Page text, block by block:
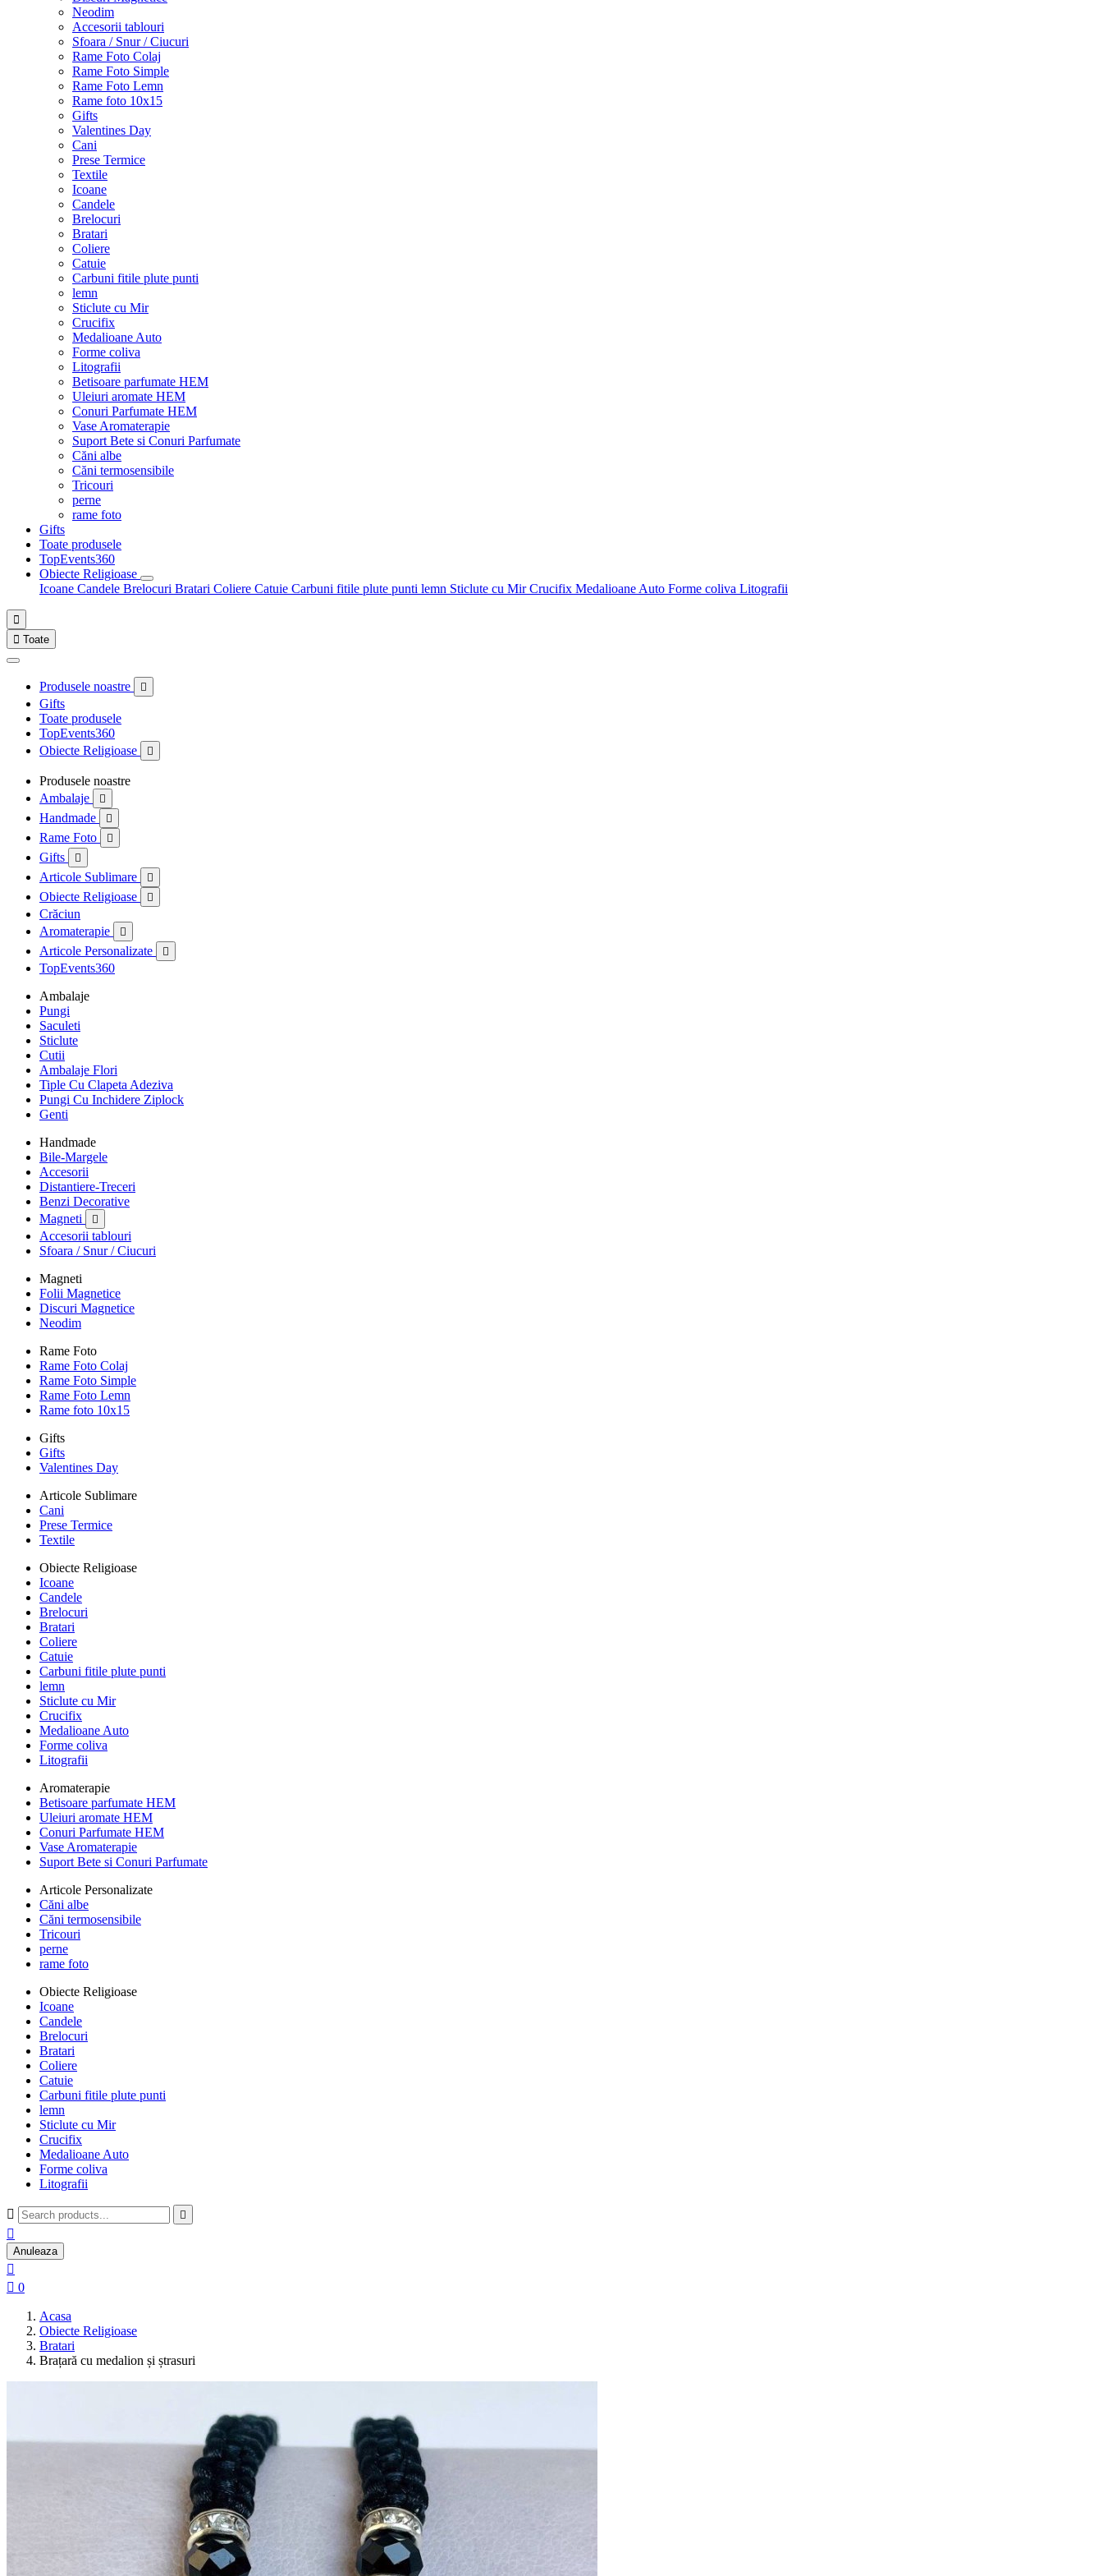
Neodim
Accesorii tablouri
Sfoara / Snur / Ciucuri
Rame Foto Colaj
Rame Foto Simple
Rame Foto Lemn
Rame foto 10x15
Gifts
Valentines Day
Cani
Prese Termice
Textile
Icoane
Candele
Brelocuri
Bratari
Coliere
Catuie
Carbuni fitile plute punti
lemn
Sticlute cu Mir
Crucifix
Medalioane Auto
Forme coliva
Litografii
Betisoare parfumate HEM
Uleiuri aromate HEM
Conuri Parfumate HEM
Vase Aromaterapie
Suport Bete si Conuri Parfumate
Căni albe
Căni termosensibile
Tricouri
perne
rame foto
Gifts
Toate produsele
TopEvents360
Obiecte Religioase
Icoane Candele Brelocuri Bratari Coliere Catuie Carbuni fitile plute punti lemn Sticlute cu MirCrucifix Medalioane Auto Forme coliva Litografii

 Toate
Produsele noastre 
Gifts
Toate produsele
TopEvents360
Obiecte Religioase

Produsele noastre
Ambalaje

Handmade 
Rame Foto 
Gifts 
Articole Sublimare 
Obiecte Religioase 
Crăciun
Aromaterapie

Articole Personalizate 
TopEvents360
Ambalaje
Pungi
Saculeti
Sticlute
Cutii
Ambalaje Flori
Tiple Cu Clapeta Adeziva
Pungi Cu Inchidere Ziplock
Genti
Handmade
Bile-Margele
Accesorii
Distantiere-Treceri
Benzi Decorative
Magneti

Accesorii tablouri
Sfoara / Snur / Ciucuri
Magneti
Folii Magnetice
Discuri Magnetice
Neodim
Rame Foto
Rame Foto Colaj
Rame Foto Simple
Rame Foto Lemn
Rame foto 10x15
Gifts
Gifts
Valentines Day
Articole Sublimare
Cani
Prese Termice
Textile
Obiecte Religioase
Icoane
Candele
Brelocuri
Bratari
Coliere
Catuie
Carbuni fitile plute punti
lemn
Sticlute cu Mir
Crucifix
Medalioane Auto
Forme coliva
Litografii
Aromaterapie
Betisoare parfumate HEM
Uleiuri aromate HEM
Conuri Parfumate HEM
Vase Aromaterapie
Suport Bete si Conuri Parfumate
Articole Personalizate
Căni albe
Căni termosensibile
Tricouri
perne
rame foto
Obiecte Religioase
Icoane
Candele
Brelocuri
Bratari
Coliere
Catuie
Carbuni fitile plute punti
lemn
Sticlute cu Mir
Crucifix
Medalioane Auto
Forme coliva
Litografii
 

Anuleaza

 0
Acasa
Obiecte Religioase
Bratari
Brațară cu medalion și ștrasuri